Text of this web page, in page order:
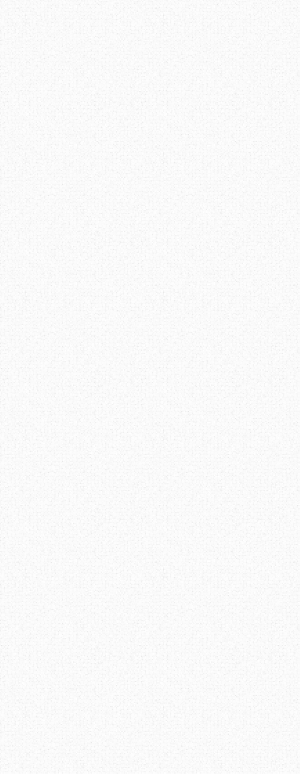
Jika dilihat dalam
March 2010 (dah
berkenaan puisi
tersebut, dan
Erza sedang bahagia
yang bahagia.
Jumlah follower pula,
mempunyai 1131
jumlah itu merupakan
berharap Erza akan
dalam blogging,
blog dan rajin
Pendapat aku
sangat menarik.
perubahan pada
sesuai juga amat
warna blogyang sesuai
Ahah, jadi itu sahaja
Erza. Blog bersifat
bersantai membaca
Erza terus berjaya.
merupakan pelajar
sesiapa yang
sendiri empunya badan
Pendapat anda mengenai